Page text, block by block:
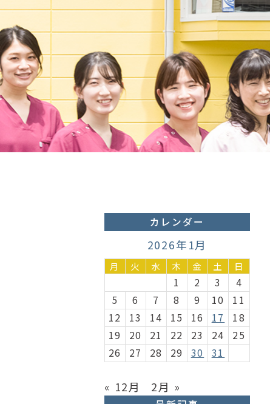
カレンダー
2026年1月
月 火 水 木 金 土 日
1 2 3
4
5
6 7 8 9 10
11
12
13 14 15 16 17
18
19
20 21 22 23 24
25
26
27 28 29 30 31
« 12月 2月 »